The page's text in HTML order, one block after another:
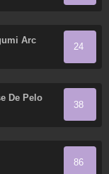
Arc
24
De Pelo
38
86